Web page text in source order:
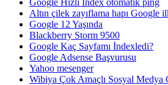
Google Hızlı İndex otomatik ping
Altın çilek zayıflama hapı Google
Google 12 Yaşında
Blackberry Storm 9500
Google Kaç Sayfamı İndexledi?
Google Adsense Başvurusu
Yahoo mesenger
Wibiya Çok Amaçlı Sosyal Medya